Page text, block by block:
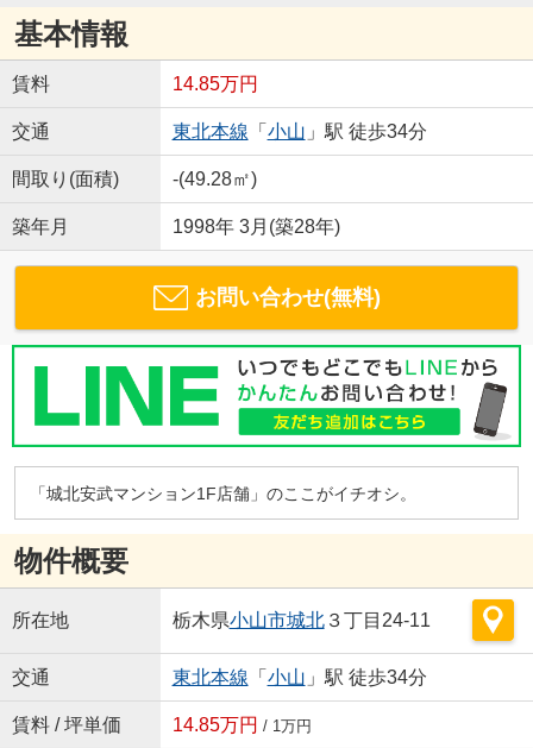
基本情報
賃料 14.85万円
交通 東北本線 「 小山 」駅 徒歩34分
間取り(面積) -(49.28㎡)
築年月 1998年 3月(築28年)
お問い合わせ(無料)
「城北安武マンション1F店舗」のここがイチオシ。
物件概要
所在地 栃木県小山市城北３丁目24-11
交通 東北本線 「 小山 」駅 徒歩34分
賃料 / 坪単価 14.85万円 / 1万円